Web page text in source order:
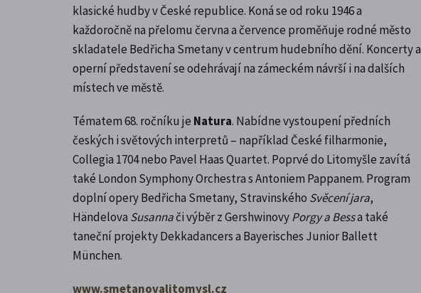
klasické hudby v České republice. Koná se od roku 1946 a
každoročně na přelomu června a července proměňuje rodné město
skladatele Bedřicha Smetany v centrum hudebního dění. Koncerty a
operní představení se odehrávají na zámeckém návrší i na dalších
místech ve městě.
Tématem 68. ročníku je Natura. Nabídne vystoupení předních
českých i světových interpretů – například České filharmonie,
Collegia 1704 nebo Pavel Haas Quartet. Poprvé do Litomyšle zavítá
také London Symphony Orchestra s Antoniem Pappanem. Program
doplní opery Bedřicha Smetany, Stravinského Svěcení jara,
Händelova Susannači výběr z GershwinovyPorgy a Bessa také
taneční projekty Dekkadancers a Bayerisches Junior Ballett
München.
www.smetanovalitomysl.cz